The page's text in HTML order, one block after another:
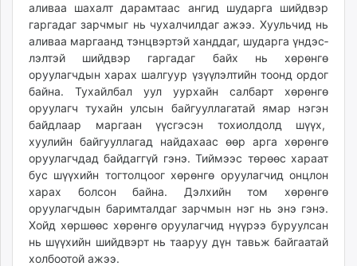
urlag.mn
unen.mn
asu.mn
shudarga.mn
shuurhai.mn
unuudur.mn
isee.mn
mglradio.com
fact.mn
itoim.mn
tumen.mn
shuum.mn
times.mn
аливаа шахалт дарамтаас ангид шударга шийдвэр
гаргадаг зарчмыг нь чухалчилдаг ажээ. Хуульчид нь
аливаа маргаанд тэнцвэртэй ханддаг, шударга үндэс­
лэлтэй шийдвэр гаргадаг байх нь хөрөнгө
оруулагчдын харах шалгуур үзүүлэлтийн тоонд ордог
байна. Ту­хайлбал уул уурхайн салбарт хөрөнгө
оруулагч тухайн улсын бай­гууллагатай ямар нэгэн
байдлаар маргаан үүсгэсэн тохиолдолд шүүх,
хуулийн байгууллагад найдахаас өөр арга хөрөнгө
оруулагчдад бай­даггүй гэнэ. Тиймээс төрөөс хараат
бус шүүхийн тогтолцоог хөрөнгө оруулагчид онцлон
харах болсон байна. Дэлхийн том хөрөнгө
оруулагчдын баримталдаг зарчмын нэг нь энэ гэнэ.
Хойд хөршөөс хөрөнгө оруулагчид нүүрээ буруулсан
нь шүүхийн шийдвэрт нь тааруу дүн тавьж байгаатай
холбоотой ажээ.